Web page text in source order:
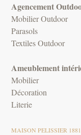
Agencement
Mobilier Outdoor
Parasols
Textiles Outdoor
Ameublement
Mobilier
Décoration
Literie
MAISON PELISSIER 1881